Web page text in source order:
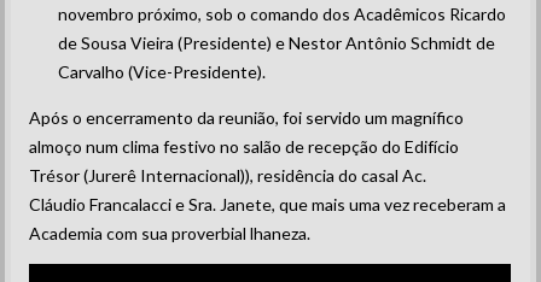
novembro próximo, sob o comando dos Acadêmicos Ricardo
de Sousa Vieira (Presidente) e Nestor Antônio Schmidt de
Carvalho (Vice-Presidente).
Após o encerramento da reunião, foi servido um magnífico
almoço num clima festivo no salão de recepção do Edifício
Trésor (Jurerê Internacional)), residência do casal Ac.
Cláudio Francalacci e Sra. Janete, que mais uma vez receberam a
Academia com sua proverbial lhaneza.